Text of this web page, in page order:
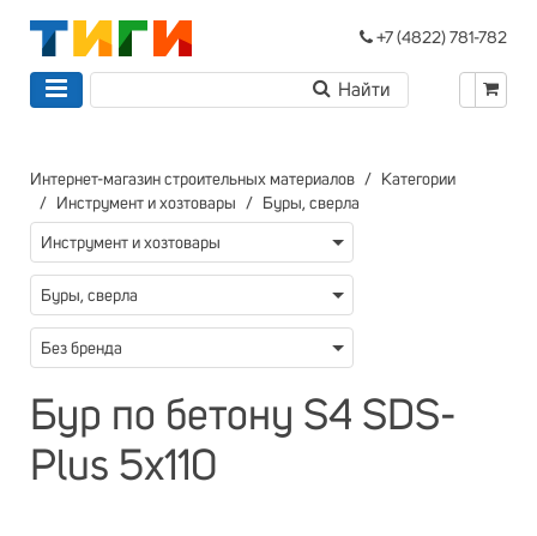
+7 (4822) 781-782
Интернет-магазин строительных материалов
Категории
Инструмент и хозтовары
Буры, сверла
Инструмент и хозтовары
Буры, сверла
Без бренда
Бур по бетону S4 SDS-
Plus 5х110